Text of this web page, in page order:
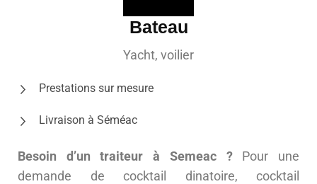
Bateau
Yacht, voilier
Prestations sur mesure
Livraison à Séméac
Besoin d’un traiteur à Semeac ?Pour une
demande de cocktail dinatoire, cocktail